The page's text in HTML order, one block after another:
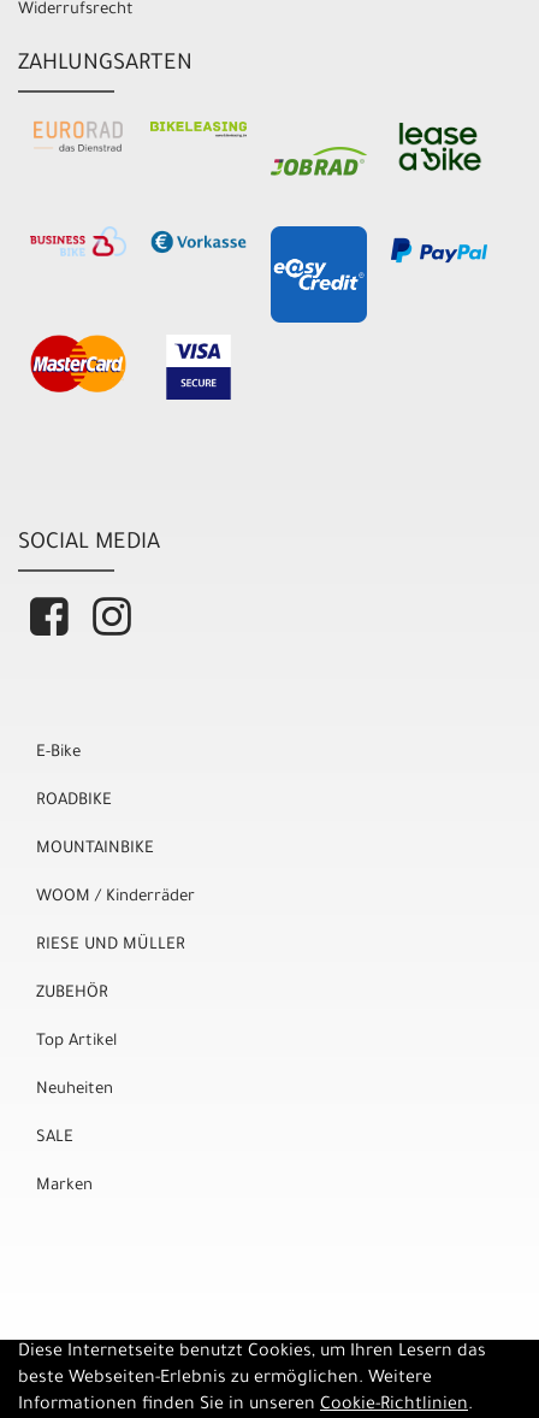
Widerrufsrecht
ZAHLUNGSARTEN
SOCIAL MEDIA
E-Bike
ROADBIKE
MOUNTAINBIKE
WOOM / Kinderräder
RIESE UND MÜLLER
ZUBEHÖR
Top Artikel
Neuheiten
SALE
Marken
Diese Internetseite benutzt Cookies, um Ihren Lesern das
beste Webseiten-Erlebnis zu ermöglichen. Weitere
Informationen finden Sie in unseren Cookie-Richtlinien.